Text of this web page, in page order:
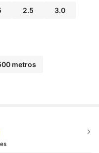
2.5 3.0
metros